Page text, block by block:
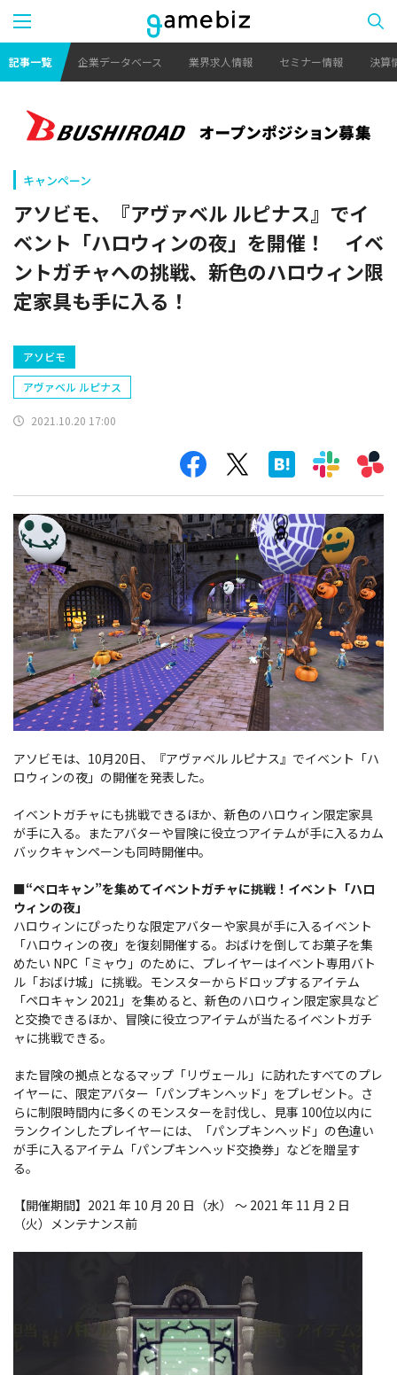
記事一覧 企業データベース 業界求人情報 セミナー情報 決算
キャンペーン
アソビモ、『アヴァベル ルピナス』でイ
ベント「ハロウィンの夜」を開催！ イベ
ントガチャへの挑戦、新色のハロウィン限
定家具も手に入る！
アソビモ
アヴァベル ルピナス
2021.10.20 17:00
アソビモは、10月20日、『アヴァベル ルピナス』でイベント「ハ
ロウィンの夜」の開催を発表した。
イベントガチャにも挑戦できるほか、新色のハロウィン限定家具
が手に入る。またアバターや冒険に役立つアイテムが手に入るカム
バックキャンペーンも同時開催中。
■“ペロキャン”を集めてイベントガチャに挑戦！イベント「ハロ
ウィンの夜」
ハロウィンにぴったりな限定アバターや家具が手に入るイベント
「ハロウィンの夜」を復刻開催する。おばけを倒してお菓子を集
めたい NPC「ミャウ」のために、プレイヤーはイベント専用バト
ル「おばけ城」に挑戦。モンスターからドロップするアイテム
「ペロキャン 2021」を集めると、新色のハロウィン限定家具など
と交換できるほか、冒険に役立つアイテムが当たるイベントガチ
ャに挑戦できる。
また冒険の拠点となるマップ「リヴェール」に訪れたすべてのプレ
イヤーに、限定アバター「パンプキンヘッド」をプレゼント。さ
らに制限時間内に多くのモンスターを討伐し、見事 100位以内に
ランクインしたプレイヤーには、「パンプキンヘッド」の色違い
が手に入るアイテム「パンプキンヘッド交換券」などを贈呈す
る。
【開催期間】2021 年 10 月 20 日（水） ～ 2021 年 11 月 2 日
（火）メンテナンス前